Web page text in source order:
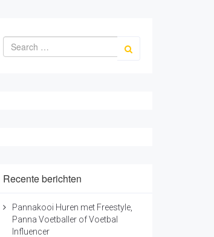
Recente berichten
Pannakooi Huren met Freestyle,
Panna Voetballer of Voetbal
Influencer